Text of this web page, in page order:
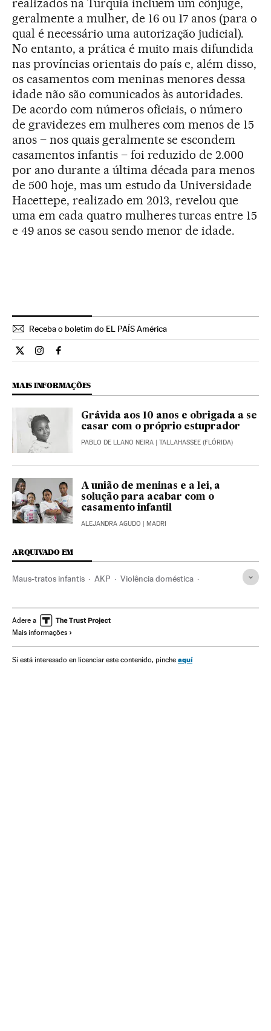
realizados na Turquia incluem um cônjuge,
geralmente a mulher, de 16 ou 17 anos (para o
qual é necessário uma autorização judicial).
No entanto, a prática é muito mais difundida
nas províncias orientais do país e, além disso,
os casamentos com meninas menores dessa
idade não são comunicados às autoridades.
De acordo com números oficiais, o número
de gravidezes em mulheres com menos de 15
anos – nos quais geralmente se escondem
casamentos infantis – foi reduzido de 2.000
por ano durante a última década para menos
de 500 hoje, mas um estudo da Universidade
Hacettepe, realizado em 2013, revelou que
uma em cada quatro mulheres turcas entre 15
e 49 anos se casou sendo menor de idade.
Receba o boletim do EL PAÍS América
Internacional El País Brasil en Twitter
Internacional El País Brasil en Instagram
Internacional El País Brasil en Facebook
MAIS INFORMAÇÕES
Grávida aos 10 anos e obrigada a se
casar com o próprio estuprador
PABLO DE LLANO NEIRA | TALLAHASSEE (FLÓRIDA)
A união de meninas e a lei, a
solução para acabar com o
casamento infantil
ALEJANDRA AGUDO | MADRI
ARQUIVADO EM
Maus-tratos infantis AKP Violência doméstica
Integridade pessoal Balcãs
Acontecimentos Ásia Partidos políticos
Adere a
Mais informações
Si está interesado en licenciar este contenido, pinche aquí